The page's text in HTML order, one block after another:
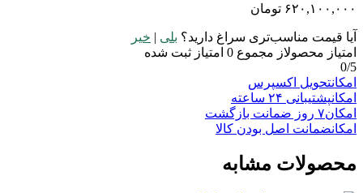
۶۲۰,۱۰۰,۰۰۰ تومان
آیا قیمت مناسب‌تری سراغ دارید؟ بلی | خیر
امتیاز محصولاز مجموع 0 امتیاز ثبت شده
0/5
امکانتحویل اکسپرس
امکانپشتیبانی ۲۴ ساعته
امکان۷ روز ضمانت بازگشت
امکانضمانت اصل بودن کالا
محصولات مشابه